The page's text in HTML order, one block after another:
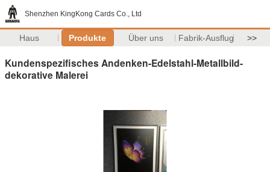
Shenzhen KingKong Cards Co., Ltd
Haus Produkte Über uns Fabrik-Ausflug >>
Kundenspezifisches Andenken-Edelstahl-Metallbild-
dekorative Malerei